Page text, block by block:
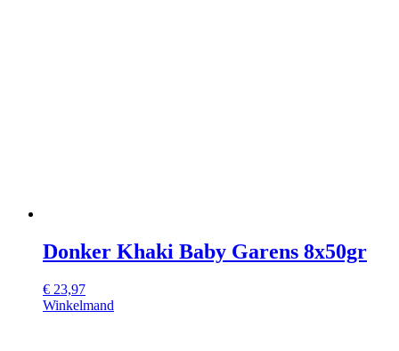
Donker Khaki Baby Garens 8x50gr
€ 23,97
Winkelmand